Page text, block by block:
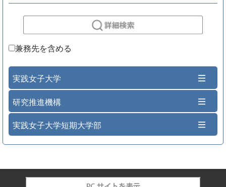
兼務先を含める
実践女子大学
研究推進機構
実践女子大学短期大学部